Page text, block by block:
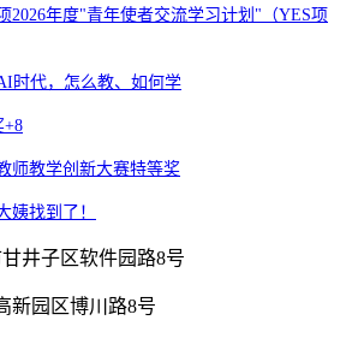
2026年度"青年使者交流学习计划"（YES项
时代，怎么教、如何学
+8
师教学创新大赛特等奖
姨找到了！
井子区软件园路8号
园区博川路8号